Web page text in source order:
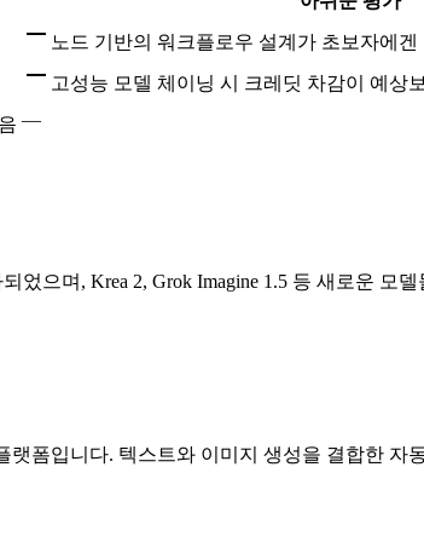
노드 기반의 워크플로우 설계가 초보자에
고성능 모델 체이닝 시 크레딧 차감이 예상
—
으며, Krea 2, Grok Imagine 1.5 등 새로운 모
폼입니다. 텍스트와 이미지 생성을 결합한 자